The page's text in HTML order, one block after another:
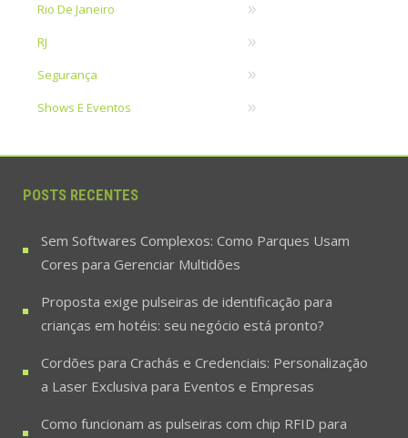
Rio De Janeiro
RJ
Segurança
Shows E Eventos
POSTS RECENTES
Sem Softwares Complexos: Como Parques Usam
Cores para Gerenciar Multidões
Proposta exige pulseiras de identificação para
crianças em hotéis: seu negócio está pronto?
Cordões para Crachás e Credenciais: Personalização
a Laser Exclusiva para Eventos e Empresas
Como funcionam as pulseiras com chip RFID para